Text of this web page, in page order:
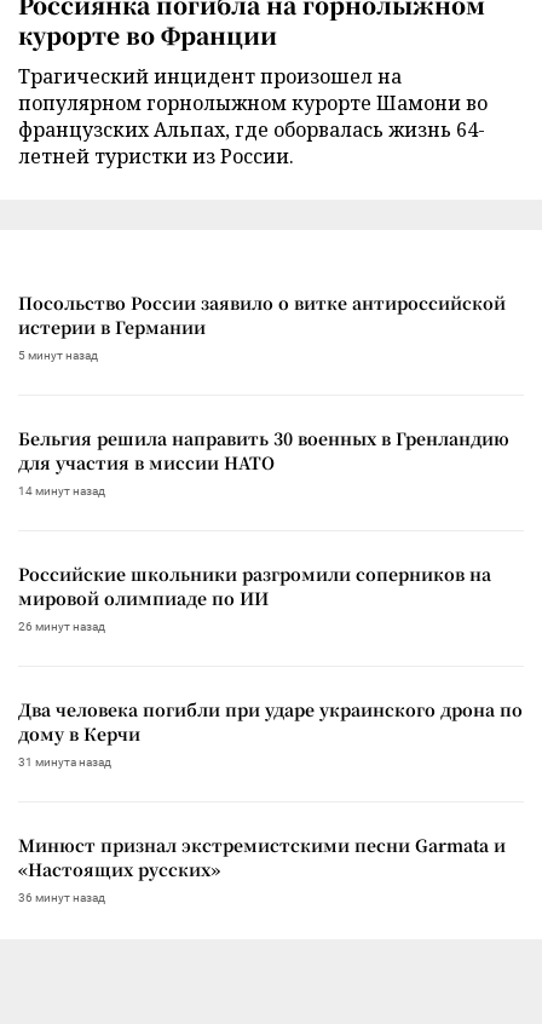
курорте во Франции
Трагический инцидент произошел на
популярном горнолыжном курорте Шамони во
французских Альпах, где оборвалась жизнь 64-
летней туристки из России.
Посольство России заявило о витке антироссийской
истерии в Германии
5 минут назад
Бельгия решила направить 30 военных в Гренландию
для участия в миссии НАТО
14 минут назад
Российские школьники разгромили соперников на
мировой олимпиаде по ИИ
26 минут назад
Два человека погибли при ударе украинского дрона по
дому в Керчи
31 минута назад
Минюст признал экстремистскими песни Garmata и
«Настоящих русских»
36 минут назад